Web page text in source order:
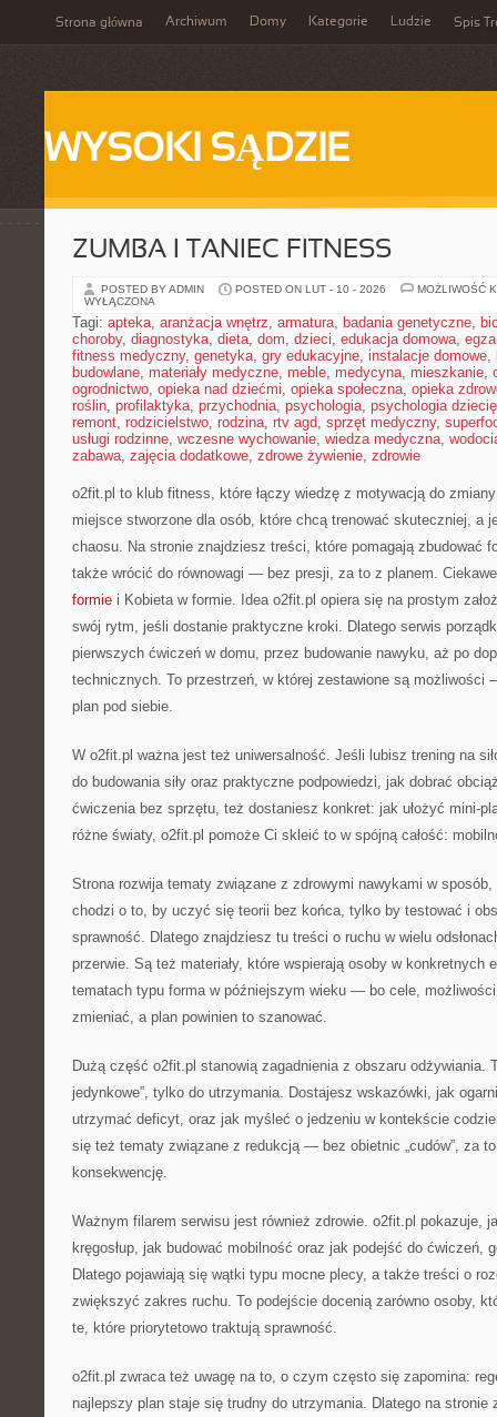
Strona główna Archiwum Domy Kategorie Ludzie Spis
WYSOKI SĄDZIE
ZUMBA I TANIEC FITNESS
POSTED BY ADMIN POSTED ON LUT - 10 - 2026
MOŻLIWOŚĆ
WYŁĄCZONA
Tagi: apteka, aranżacja wnętrz, armatura, badania genetyczne,
choroby, diagnostyka, dieta, dom, dzieci, edukacja domowa,
fitness medyczny, genetyka, gry edukacyjne, instalacje domowe,
budowlane, materiały medyczne, meble, medycyna, mieszkanie,
ogrodnictwo, opieka nad dziećmi, opieka społeczna, opieka
roślin, profilaktyka, przychodnia, psychologia, psychologia
remont, rodzicielstwo, rodzina, rtv agd, sprzęt medyczny,
usługi rodzinne, wczesne wychowanie, wiedza medyczna,
zabawa, zajęcia dodatkowe, zdrowe żywienie, zdrowie
o2fit.pl to klub fitness, które łączy wiedzę z motywacją do
miejsce stworzone dla osób, które chcą trenować skuteczniej, a
chaosu. Na stronie znajdziesz treści, które pomagają zbudować
także wrócić do równowagi — bez presji, za to z planem.
formie i Kobieta w formie. Idea o2fit.pl opiera się na prostym
swój rytm, jeśli dostanie praktyczne kroki. Dlatego serwis
pierwszych ćwiczeń w domu, przez budowanie nawyku, aż po
technicznych. To przestrzeń, w której zestawione są możliwości
plan pod siebie.
W o2fit.pl ważna jest też uniwersalność. Jeśli lubisz trening na
do budowania siły oraz praktyczne podpowiedzi, jak dobrać
ćwiczenia bez sprzętu, też dostaniesz konkret: jak ułożyć mini-
różne światy, o2fit.pl pomoże Ci skleić to w spójną całość:
Strona rozwija tematy związane z zdrowymi nawykami w sposób,
chodzi o to, by uczyć się teorii bez końca, tylko by testować i
sprawność. Dlatego znajdziesz tu treści o ruchu w wielu
przerwie. Są też materiały, które wspierają osoby w konkretnych
tematach typu forma w późniejszym wieku — bo cele,
zmieniać, a plan powinien to szanować.
Dużą część o2fit.pl stanowią zagadnienia z obszaru odżywiania.
jedynkowe”, tylko do utrzymania. Dostajesz wskazówki, jak
utrzymać deficyt, oraz jak myśleć o jedzeniu w kontekście
się też tematy związane z redukcją — bez obietnic „cudów”, za
konsekwencję.
Ważnym filarem serwisu jest również zdrowie. o2fit.pl pokazuje,
kręgosłup, jak budować mobilność oraz jak podejść do ćwiczeń,
Dlatego pojawiają się wątki typu mocne plecy, a także treści o
zwiększyć zakres ruchu. To podejście docenią zarówno osoby,
te, które priorytetowo traktują sprawność.
o2fit.pl zwraca też uwagę na to, o czym często się zapomina:
najlepszy plan staje się trudny do utrzymania. Dlatego na stronie